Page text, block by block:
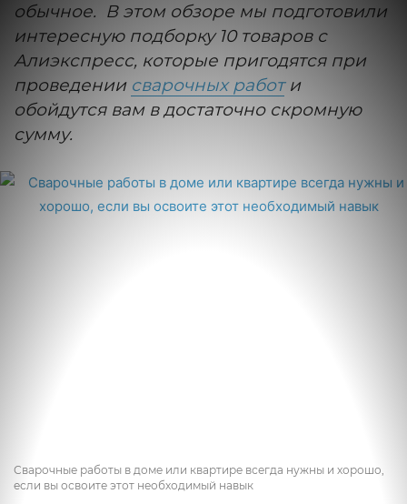
обычное. В этом обзоре мы подготовили
интересную подборку 10 товаров с
Алиэкспресс, которые пригодятся при
проведении сварочных работи
обойдутся вам в достаточно скромную
сумму.
Сварочные работы в доме или квартире всегда нужны и хорошо,
если вы освоите этот необходимый навык